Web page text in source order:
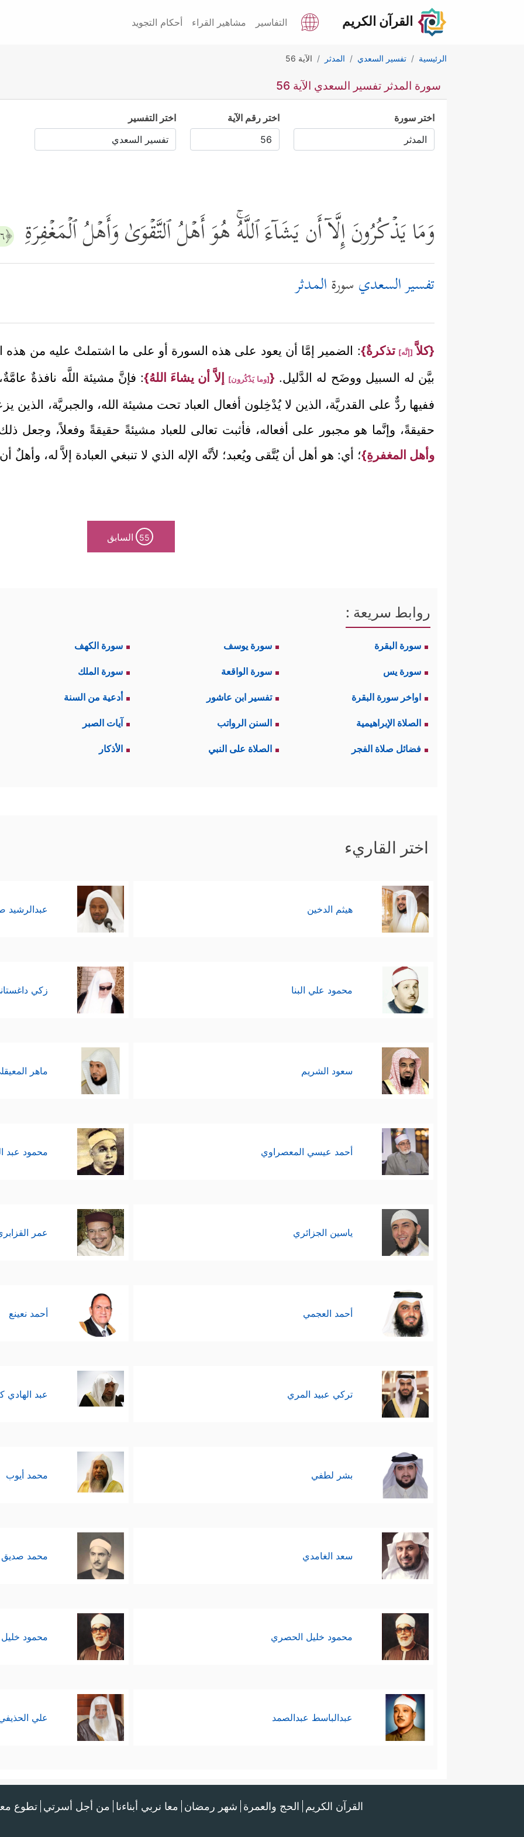
القرآن الكريم التفاسير مشاهير القراء أحكام التجويد
الرئيسية تفسير السعدي المدثر الآية 56
سورة المدثر تفسير السعدي الآية 56
اختر سورة اختر رقم الآية اختر التفسير
وَمَا یَذۡكُرُونَ إِلَّاۤ أَن یَشَاۤءَ ٱللَّهُۚ هُوَ أَهۡلُ ٱلتَّقۡوَىٰ وَأَهۡلُ ٱلۡمَغۡفِرَةِ ﴿٥٦﴾
تفسير السعدي سورةالمدثر
{كلاَّ [إنَّه] تذكرةٌ}: الضمير إمَّا أن يعود على هذه السورة أو على ما اشتملتْ عليه من هذه
بيَّن له السبيل ووضَح له الدَّليل. {[وما يَذْكُرون] إلاَّ أن يشاءَ اللهُ}: فإنَّ مشيئة اللَّه نافذةٌ
ففيها ردٌّ على القدريَّة، الذين لا يُدْخِلون أفعال العباد تحت مشيئة الله، والجبريَّة،
حقيقةً، وإنَّما هو مجبور على أفعاله، فأثبت تعالى للعباد مشيئةً حقيقةً وفعلاً، وجعل ذلك
وأهل المغفرةِ}؛ أي: هو أهل أن يُتَّقى ويُعبد؛ لأنَّه الإله الذي لا تنبغي العبادة إلاَّ له، وأهلٌ
55 السابق
روابط سريعة :
سورة البقرة سورة يوسف سورة الكهف
سورة يس سورة الواقعة سورة الملك
اواخر سورة البقرة تفسير ابن عاشور أدعية من السنة
الصلاة الإبراهيمية السنن الرواتب آيات الصبر
فضائل صلاة الفجر الصلاة على النبي الأذكار
اختر القاريء
هيثم الدخين عبدالرشيد
محمود علي البنا زكي
سعود الشريم ماهر
أحمد عيسي المعصراوي محمود عبد
ياسين الجزائري عمر
أحمد العجمي أحمد نعينع
تركي عبيد المري عبد الهادي
بشر لطفي محمد أيوب
سعد الغامدي محمد صديق
محمود خليل الحصري محمود
عبدالباسط عبدالصمد علي
القرآن الكريم الحج والعمرة شهر رمضان معا نربي أبناءنا من أجل أسرتي تطوع